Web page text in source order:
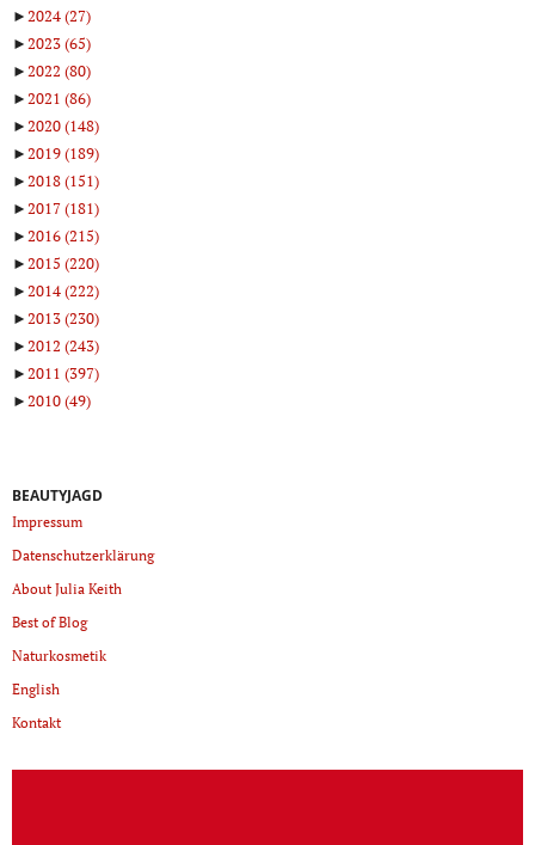
► 2024(27)
► 2023(65)
► 2022 (80)
► 2021 (86)
► 2020(148)
► 2019(189)
► 2018(151)
► 2017(181)
► 2016(215)
► 2015 (220)
► 2014(222)
► 2013(230)
► 2012 (243)
► 2011 (397)
► 2010(49)
BEAUTYJAGD
Impressum
Datenschutzerklärung
About Julia Keith
Best of Blog
Naturkosmetik
English
Kontakt